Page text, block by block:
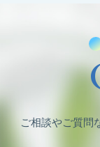
ご相談やご質問